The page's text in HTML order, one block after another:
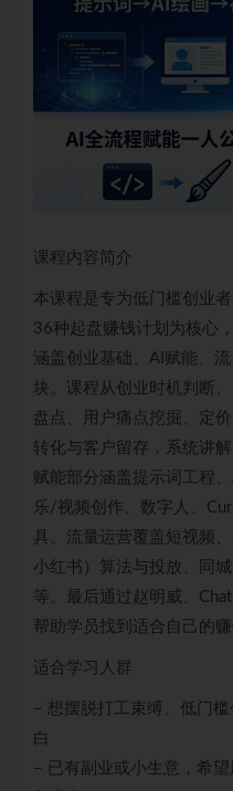
课程内容简介
本课程是专为低门槛创业
36种起盘赚钱计划为核心
涵盖创业基础、AI赋能、
块。课程从创业时机判断
盘点、用户痛点挖掘、定
转化与客户留存，系统讲
赋能部分涵盖提示词工程
乐/视频创作、数字人、
具。流量运营覆盖短视频
小红书）算法与投放、同
等。最后通过赵明威、
帮助学员找到适合自己的
适合学习人群
– 想摆脱打工束缚、低门
白
– 已有副业或小生意，希